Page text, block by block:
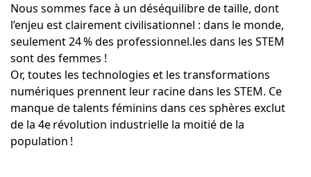
Nous sommes face à un déséquilibre de taille, dont
l’enjeu est clairement civilisationnel : dans le monde,
seulement 24 % des professionnel.les dans les STEM
sont des femmes !
Or, toutes les technologies et les transformations
numériques prennent leur racine dans les STEM. Ce
manque de talents féminins dans ces sphères exclut
de la 4e révolution industrielle la moitié de la
population !